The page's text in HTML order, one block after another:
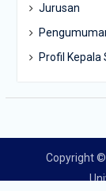
Jurusan
Profil Kepala
Copyright ©